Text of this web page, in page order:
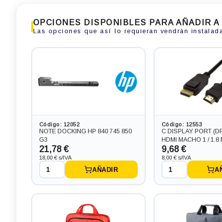
pantalla 16:9 de 14.0 pulgadas,
procesador RYZEN 5 PRO 4650U
4.0 GHZ (10ª Generación),
255,31 €
+2,42€ más caro
Portátil HP 840 G5
de 14.0 pulgadas,
CORE I5-8350U 3.6
Generación),
Salidas gráficas:
263,78 €
+10,89€ más caro
OPCIONES DISPONIBLES PARA AÑADIR A
Las opciones que así lo requieran vendrán
Código: 12052
NOTE DOCKING HP 840 745 850
G3
21,78 €
18,00 € s/IVA
AÑADIR
Código: 12553
C DISPLAY PORT
HDMI MACHO 1 / 1.8
9,68 €
8,00 € s/IVA